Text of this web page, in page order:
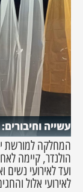
עשייה
המחלקה למורשת
הולנדר, קיימה
ועד לאירועי
לאירועי אלול